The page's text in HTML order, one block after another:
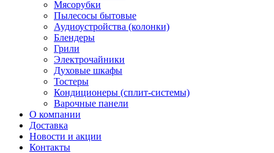
Мясорубки
Пылесосы бытовые
Аудиоустройства (колонки)
Блендеры
Грили
Электрочайники
Духовые шкафы
Тостеры
Кондиционеры (сплит-системы)
Варочные панели
О компании
Доставка
Новости и акции
Контакты